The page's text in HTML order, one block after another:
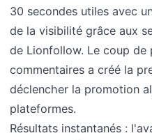
30 secondes utiles avec
de la visibilité grâce aux
de Lionfollow. Le coup de
commentaires a créé la
déclencher la promotion
plateformes.
Résultats instantanés :